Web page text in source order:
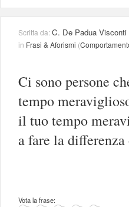
Scritta da:C. De Padua Visconti
in Frasi & Aforismi (
Ci sono persone
tempo
il tuo tempo
a fare la differenza
Vota la frase: